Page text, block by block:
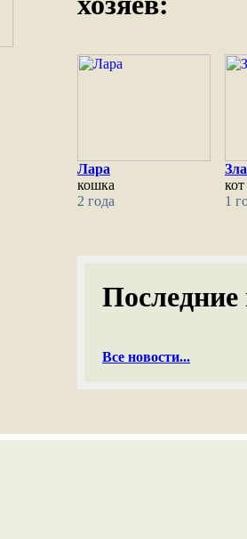
Лара
кошка
2 года
кот
1
Последние
Все новости...